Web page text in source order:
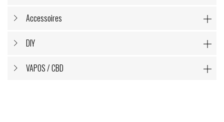
Accessoires 
DIY 
VAPOS / CBD 